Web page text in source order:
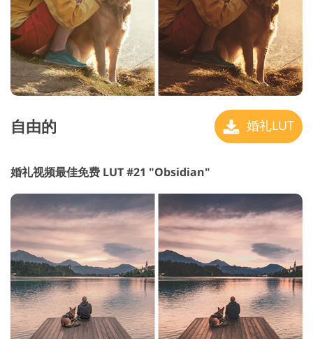
自由的 婚礼LUT
婚礼视频最佳免费 LUT #21 "Obsidian"